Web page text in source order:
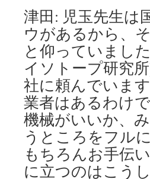
津田: 児玉先生は
ウがあるから、
と仰っていまし
イソトープ研究
社に頼んでいま
業者はあるわけ
機械がいいか、
うところをフル
もちろんお手伝
に立つのはこう